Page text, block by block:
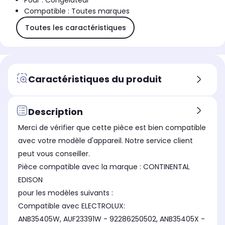
Compatible : Toutes marques
Toutes les caractéristiques
Caractéristiques du produit
Description
Merci de vérifier que cette pièce est bien compatible
avec votre modèle d'appareil. Notre service client
peut vous conseiller.
Pièce compatible avec la marque : CONTINENTAL
EDISON
pour les modèles suivants :
Compatible avec ELECTROLUX:
ANB35405W, AUF23391W - 92286250502, ANB35405X -